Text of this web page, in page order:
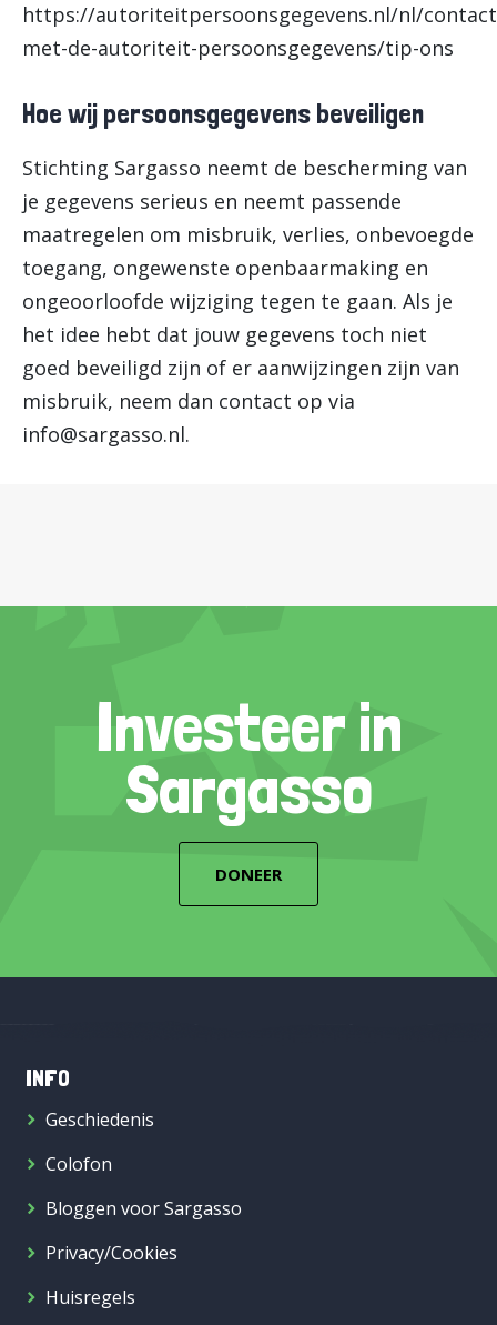
https://autoriteitpersoonsgegevens.nl/nl/
met-de-autoriteit-persoonsgegevens/tip-ons
Hoe wij persoonsgegevens beveiligen
Stichting Sargasso neemt de bescherming van
je gegevens serieus en neemt passende
maatregelen om misbruik, verlies, onbevoegde
toegang, ongewenste openbaarmaking en
ongeoorloofde wijziging tegen te gaan. Als je
het idee hebt dat jouw gegevens toch niet
goed beveiligd zijn of er aanwijzingen zijn van
misbruik, neem dan contact op via
info@sargasso.nl.
Investeer in
Sargasso
DONEER
INFO
Geschiedenis
Colofon
Bloggen voor Sargasso
Privacy/Cookies
Huisregels